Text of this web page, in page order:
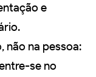
e
não na pessoa:
se no